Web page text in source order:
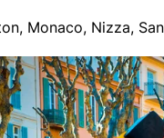
Monaco, Nizza,